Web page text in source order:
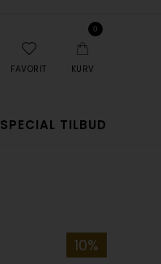
FAVORIT
0
KURV
SPECIAL TILBUD
10%